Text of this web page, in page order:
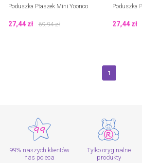
Poduszka Ptaszek Mini Yoonco
27,44 zł 69,94zł
Poduszka
27,44 zł
1
99% naszych klientów
nas poleca
Tylko oryginalne
produkty